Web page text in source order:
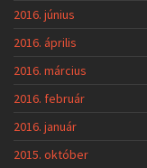
2016. június
2016. április
2016. március
2016. február
2016. január
2015. október